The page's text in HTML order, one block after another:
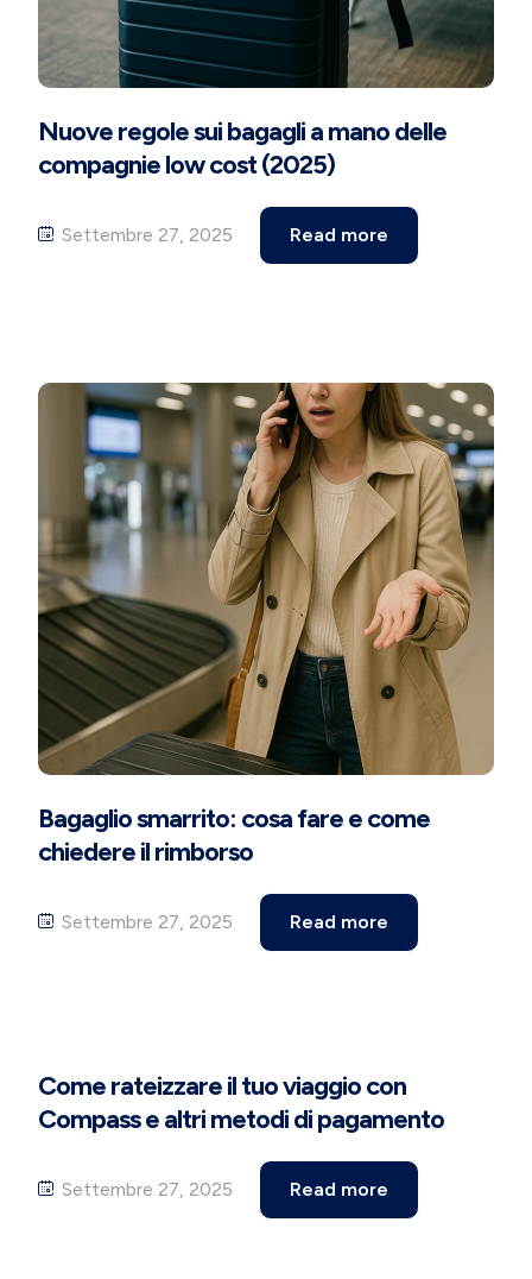
Nuove regole sui bagagli a mano delle
compagnie low cost (2025)
Settembre 27, 2025 Read more
Bagaglio smarrito: cosa fare e come
chiedere il rimborso
Settembre 27, 2025 Read more
Come rateizzare il tuo viaggio con
Compass e altri metodi di pagamento
Settembre 27, 2025 Read more